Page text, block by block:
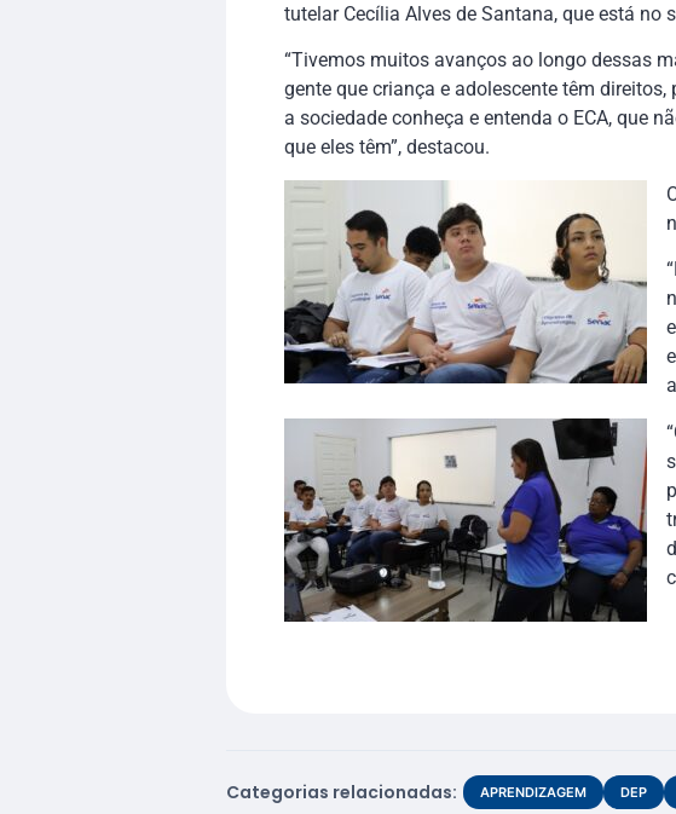
tutelar Cecília Alves de Santana, que está no
“Tivemos muitos avanços ao longo dessas
gente que criança e adolescente têm
a sociedade conheça e entenda o ECA, que
que eles têm”, destacou.
Categorias relacionadas: APRENDIZAGEM DEP